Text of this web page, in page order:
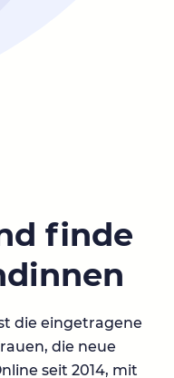
finde
die eingetragene
die neue
seit 2014, mit